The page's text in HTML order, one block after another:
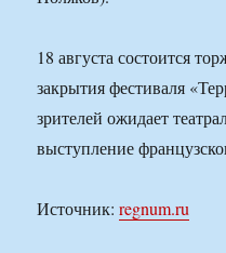
18 августа состоится
закрытия фестиваля
зрителей ожидает
выступление
Источник:regnum.ru